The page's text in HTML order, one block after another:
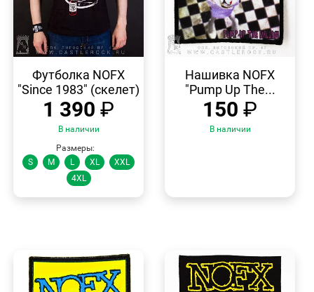
ПРОСМОТР
Футболка NOFX
"Since 1983" (скелет)
1 390 ₽
В наличии
Размеры:
S
M L XL
XXL
4XL
ПРОСМОТР
Нашивка NOFX
"Pump Up The...
150 ₽
В наличии